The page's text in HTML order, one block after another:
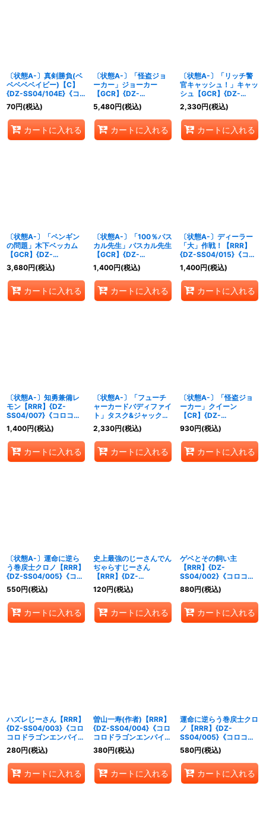
〔状態A-〕真剣勝負(ベ
ベベベベイビー)【C】
{DZ-SS04/104E}《コ
ロコロ》
70円(税込)
カートに入れる
〔状態A-〕「怪盗ジョ
ーカー」ジョーカー
【GCR】{DZ-
SS04/GCR27}《その
他》
5,480円(税込)
カートに入れる
〔状態A-〕「リッチ警
官キャッシュ！」キャッ
シュ【GCR】{DZ-
SS04/GCR07}《ケテル
サンクチュアリ》
2,330円(税込)
カートに入れる
〔状態A-〕「ペンギン
の問題」木下ベッカム
【GCR】{DZ-
SS04/GCR06}《ブラン
トゲート》
3,680円(税込)
カートに入れる
〔状態A-〕「100％パス
カル先生」パスカル先生
【GCR】{DZ-
SS04/GCR04}《ダーク
ステイツ》
1,400円(税込)
カートに入れる
〔状態A-〕ディーラー
「大」作戦！【RRR】
{DZ-SS04/015}《コロ
コロケテルサンクチュア
リ》
1,400円(税込)
カートに入れる
〔状態A-〕知勇兼備レ
モン【RRR】{DZ-
SS04/007}《コロコロ
ダークステイツ》
1,400円(税込)
カートに入れる
〔状態A-〕「フューチ
ャーカードバディファイ
ト」タスク&ジャック
【CR】{DZ-
SS04/CR14}《コロコロ
ドラゴンエンパイア》
2,330円(税込)
カートに入れる
〔状態A-〕「怪盗ジョ
ーカー」クイーン
【CR】{DZ-
SS04/CR11}《リリカル
モナステリオ》
930円(税込)
カートに入れる
〔状態A-〕運命に逆ら
う巻戻士クロノ【RRR】
{DZ-SS04/005}《コロ
コロダークステイツ》
550円(税込)
カートに入れる
史上最強のじーさんでん
ぢゃらすじーさん
【RRR】{DZ-
SS04/001}《コロコロ
ドラゴンエンパイア》
120円(税込)
カートに入れる
ゲベとその飼い主
【RRR】{DZ-
SS04/002}《コロコロ
ドラゴンエンパイア》
880円(税込)
カートに入れる
ハズレじーさん【RRR】
{DZ-SS04/003}《コロ
コロドラゴンエンパイ
ア》
280円(税込)
カートに入れる
曽山一寿(作者)【RRR】
{DZ-SS04/004}《コロ
コロドラゴンエンパイ
ア》
380円(税込)
カートに入れる
運命に逆らう巻戻士クロ
ノ【RRR】{DZ-
SS04/005}《コロコロ
ダークステイツ》
580円(税込)
カートに入れる